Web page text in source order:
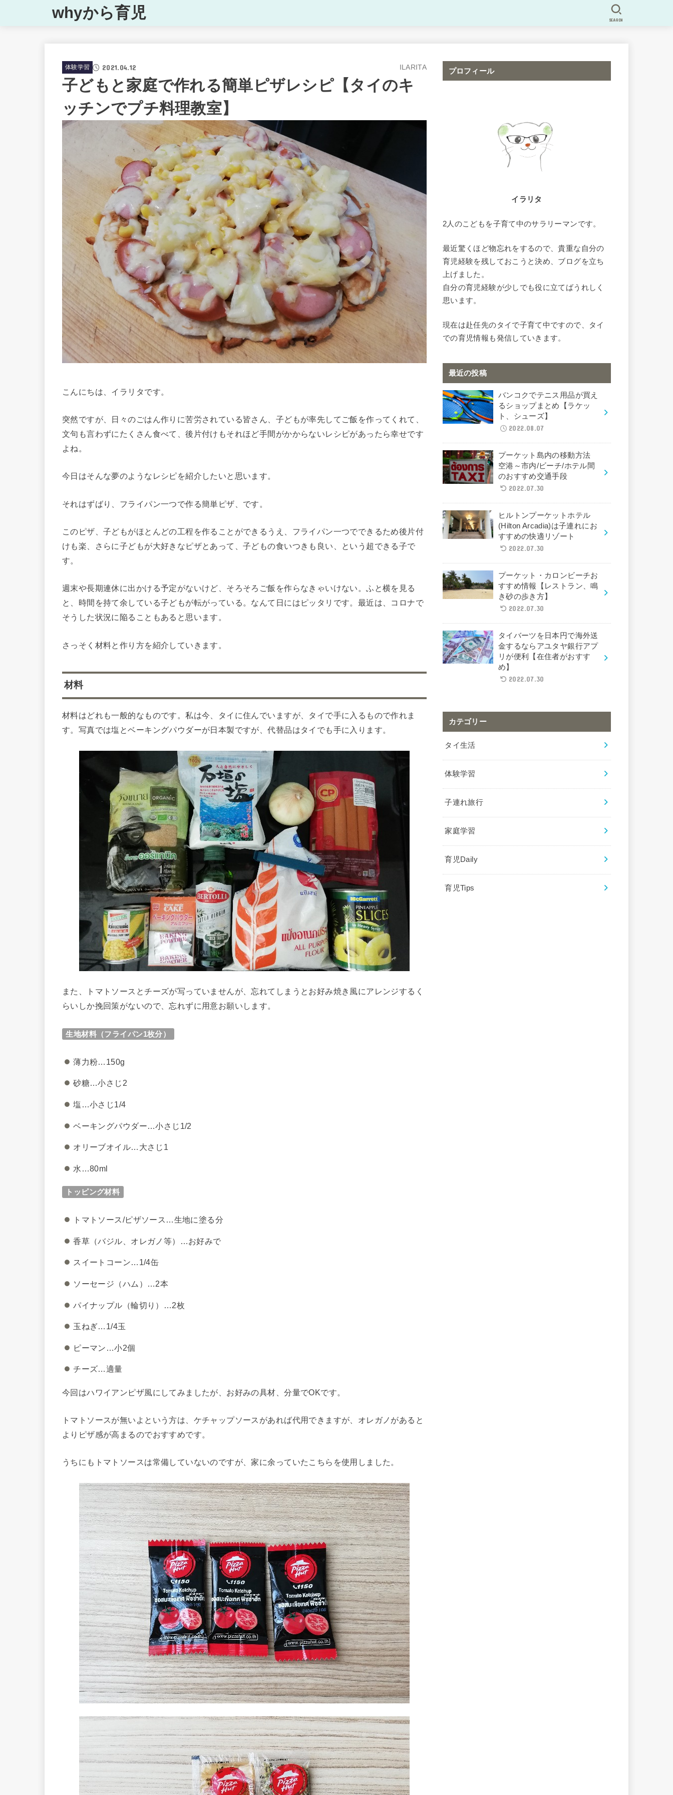
whyから育児 SEARCH
体験学習 2021.04.12 ILARITA
子どもと家庭で作れる簡単ピザレシピ【タイのキ
ッチンでプチ料理教室】
こんにちは、イラリタです。
突然ですが、日々のごはん作りに苦労されている皆さん、子どもが率先してご飯を作ってくれて、
文句も言わずにたくさん食べて、後片付けもそれほど手間がかからないレシピがあったら幸せです
よね。
今日はそんな夢のようなレシピを紹介したいと思います。
それはずばり、フライパン一つで作る簡単ピザ、です。
このピザ、子どもがほとんどの工程を作ることができるうえ、フライパン一つでできるため後片付
けも楽、さらに子どもが大好きなピザとあって、子どもの食いつきも良い、という超できる子で
す。
週末や長期連休に出かける予定がないけど、そろそろご飯を作らなきゃいけない。ふと横を見る
と、時間を持て余している子どもが転がっている。なんて日にはピッタリです。最近は、コロナで
そうした状況に陥ることもあると思います。
さっそく材料と作り方を紹介していきます。
材料
材料はどれも一般的なものです。私は今、タイに住んでいますが、タイで手に入るもので作れま
す。写真では塩とベーキングパウダーが日本製ですが、代替品はタイでも手に入ります。
また、トマトソースとチーズが写っていませんが、忘れてしまうとお好み焼き風にアレンジするく
らいしか挽回策がないので、忘れずに用意お願いします。
生地材料（フライパン1枚分）
薄力粉…150g
砂糖…小さじ2
塩…小さじ1/4
ベーキングパウダー…小さじ1/2
オリーブオイル…大さじ1
水…80ml
トッピング材料
トマトソース/ピザソース…生地に塗る分
香草（バジル、オレガノ等）…お好みで
スイートコーン…1/4缶
ソーセージ（ハム）…2本
パイナップル（輪切り）…2枚
玉ねぎ…1/4玉
ピーマン…小2個
チーズ…適量
今回はハワイアンピザ風にしてみましたが、お好みの具材、分量でOKです。
トマトソースが無いよという方は、ケチャップソースがあれば代用できますが、オレガノがあると
よりピザ感が高まるのでおすすめです。
うちにもトマトソースは常備していないのですが、家に余っていたこちらを使用しました。
プロフィール
イラリタ
2人のこどもを子育て中のサラリーマンです。
最近驚くほど物忘れをするので、貴重な自分の
育児経験を残しておこうと決め、ブログを立ち
上げました。
自分の育児経験が少しでも役に立てばうれしく
思います。
現在は赴任先のタイで子育て中ですので、タイ
での育児情報も発信していきます。
最近の投稿
バンコクでテニス用品が買え
るショップまとめ【ラケッ
ト、シューズ】
2022.08.07
プーケット島内の移動方法
空港～市内/ビーチ/ホテル間
のおすすめ交通手段
2022.07.30
ヒルトンプーケットホテル
(Hilton Arcadia)は子連れにお
すすめの快適リゾート
2022.07.30
プーケット・カロンビーチお
すすめ情報【レストラン、鳴
き砂の歩き方】
2022.07.30
タイバーツを日本円で海外送
金するならアユタヤ銀行アプ
リが便利【在住者がおすす
め】
2022.07.30
カテゴリー
タイ生活
体験学習
子連れ旅行
家庭学習
育児Daily
育児Tips